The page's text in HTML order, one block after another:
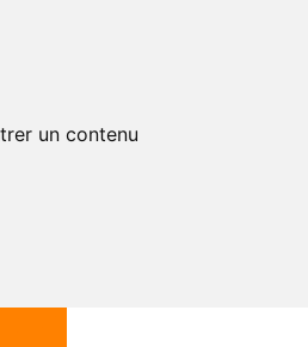
un contenu